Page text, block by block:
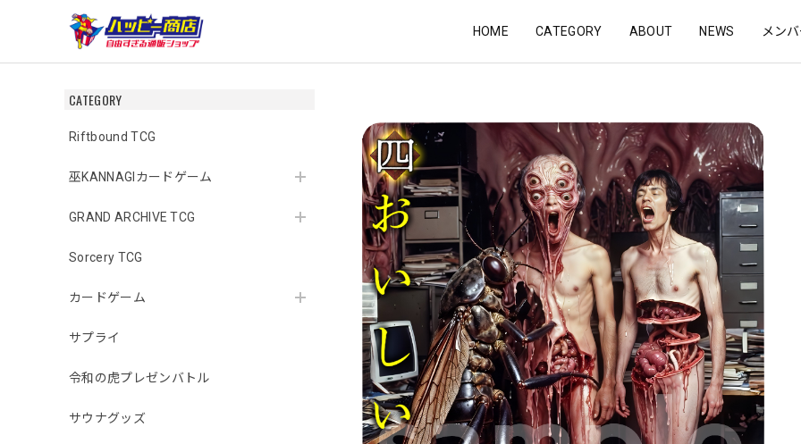
HOME CATEGORY ABOUT NEWS メン
CATEGORY
Riftbound TCG
巫KANNAGIカードゲーム
GRAND ARCHIVE TCG
Sorcery TCG
カードゲーム
サプライ
令和の虎プレゼンバトル
サウナグッズ